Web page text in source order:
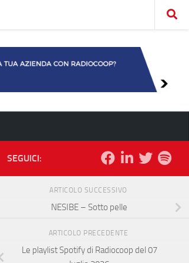
SEGUICI:
ARTICOLO SUCCESSIVO
NESIBE – Sotto pelle
ARTICOLO PRECEDENTE
Le playlist Spotify di Radiocoop del 07